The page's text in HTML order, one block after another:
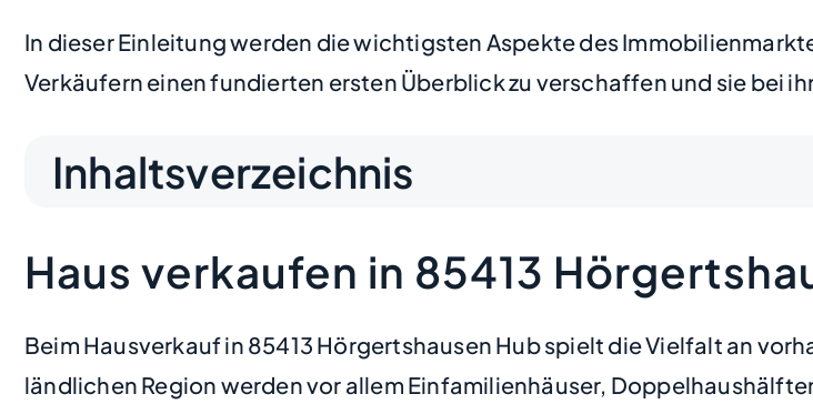
In dieser Einleitung werden die wichtigsten Aspekte des
Verkäufern einen fundierten ersten Überblick zu verschaffen und sie bei
Inhaltsverzeichnis
Haus verkaufen in 85413
Beim Hausverkauf in 85413 Hörgertshausen Hub spielt die Vielfalt an
ländlichen Region werden vor allem Einfamilienhäuser,